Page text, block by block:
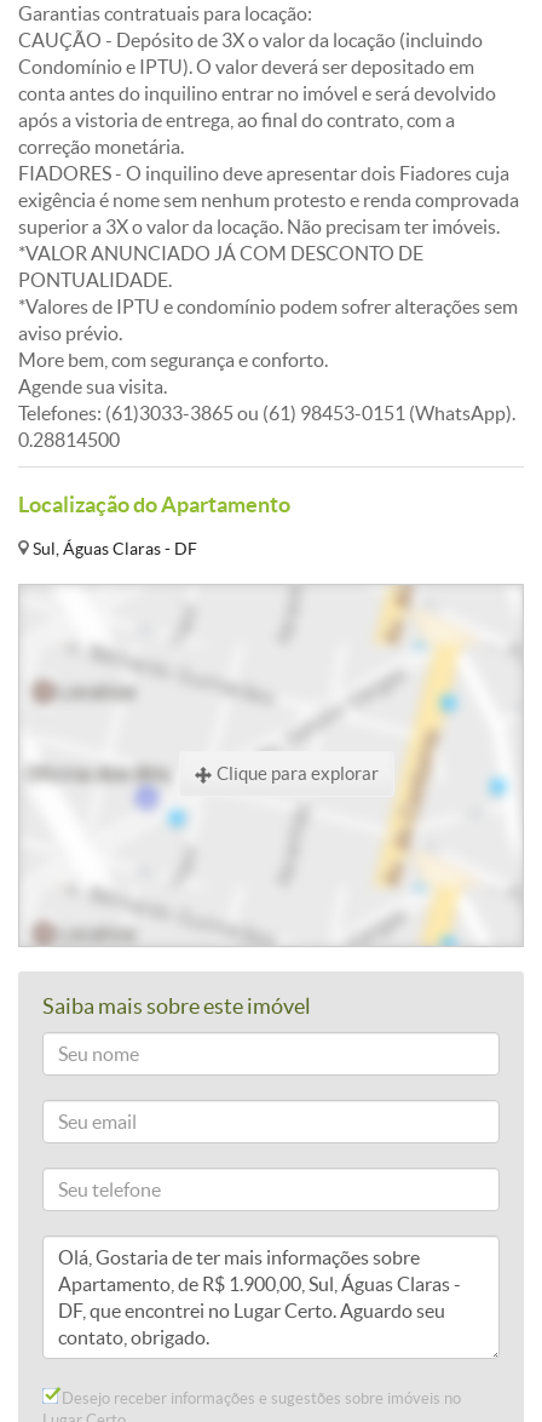
Garantias contratuais para locação:
CAUÇÃO - Depósito de 3X o valor da locação (incluindo
Condomínio e IPTU). O valor deverá ser depositado em
conta antes do inquilino entrar no imóvel e será devolvido
após a vistoria de entrega, ao final do contrato, com a
correção monetária.
FIADORES - O inquilino deve apresentar dois Fiadores cuja
exigência é nome sem nenhum protesto e renda comprovada
superior a 3X o valor da locação. Não precisam ter imóveis.
*VALOR ANUNCIADO JÁ COM DESCONTO DE
PONTUALIDADE.
*Valores de IPTU e condomínio podem sofrer alterações sem
aviso prévio.
More bem, com segurança e conforto.
Agende sua visita.
Telefones: (61)3033-3865 ou (61) 98453-0151 (WhatsApp).
0.28814500
Localização do Apartamento
Sul, Águas Claras - DF
Clique para explorar
Saiba mais sobre este imóvel
Desejo receber informações e sugestões sobre imóveis no